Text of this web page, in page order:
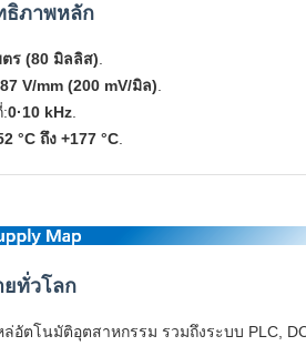
ภาพหลัก
ร (80 มิลลิส)
V/mm (200 mV/มิล)
0·10 kHz
°C ถึง +177 °C
ยทั่วโลก
อัตโนมัติอุตสาหกรรม รวมถึงระบบ PLC,